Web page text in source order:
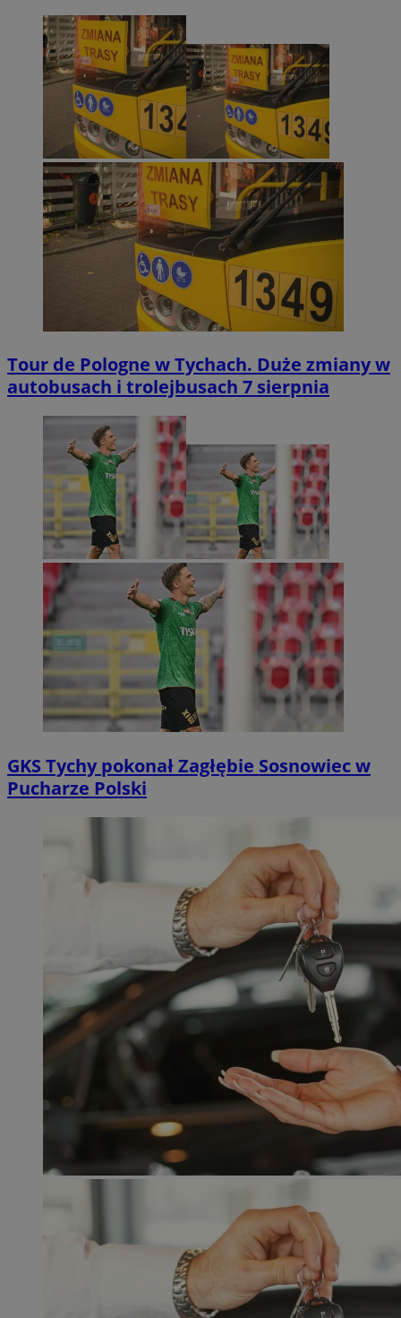
Tour de Pologne w Tychach. Duże zmiany w
autobusach i trolejbusach 7 sierpnia
GKS Tychy pokonał Zagłębie Sosnowiec w
Pucharze Polski